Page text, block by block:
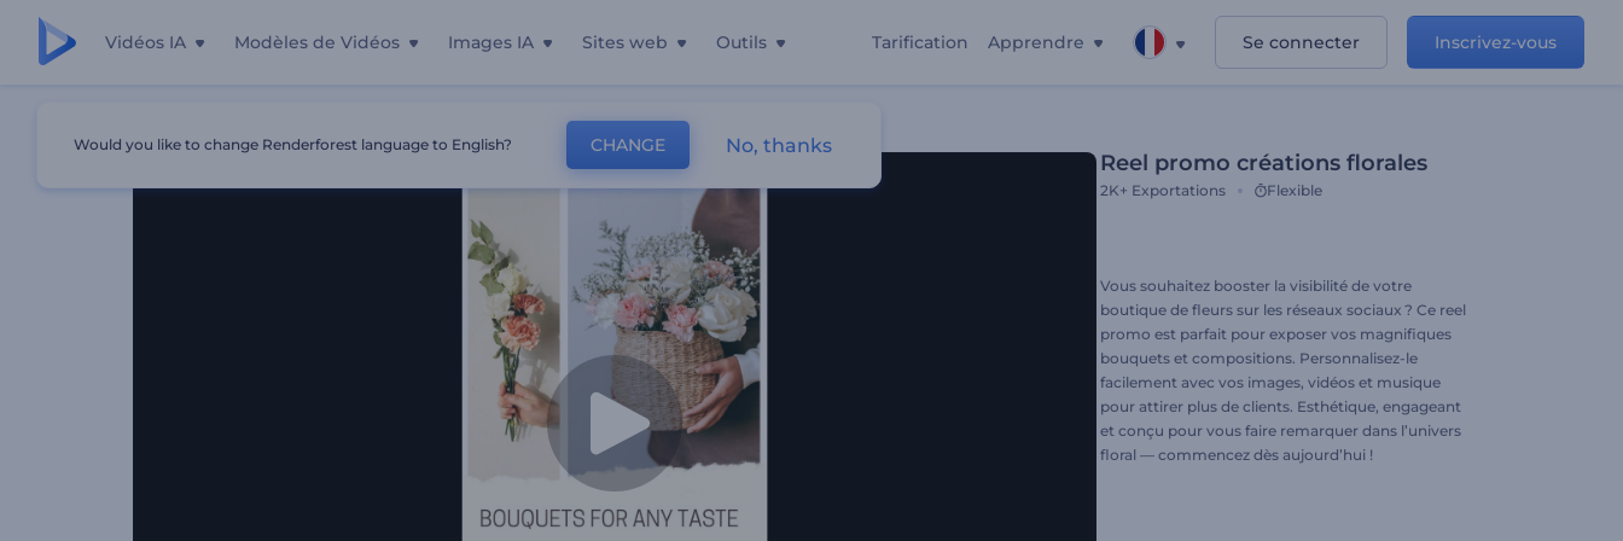
Vidéos IA Modèles de Vidéos Images IA Sites web Outils Tarification Apprendre Se connecter Inscrivez-vous
Reel promo créations florales
2K+ Exportations Flexible
Vous souhaitez booster la visibilité de votre
boutique de fleurs sur les réseaux sociaux ? Ce reel
promo est parfait pour exposer vos magnifiques
bouquets et compositions. Personnalisez-le
facilement avec vos images, vidéos et musique
pour attirer plus de clients. Esthétique, engageant
et conçu pour vous faire remarquer dans l’univers
floral — commencez dès aujourd’hui !
Would you like to change Renderforest language to English? CHANGE No, thanks